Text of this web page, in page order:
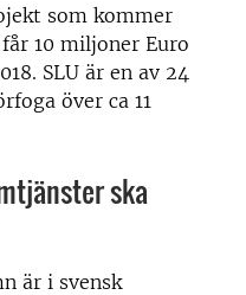
som kommer
10 miljoner Euro
SLU är en av 24
över ca 11
ska
är i svensk